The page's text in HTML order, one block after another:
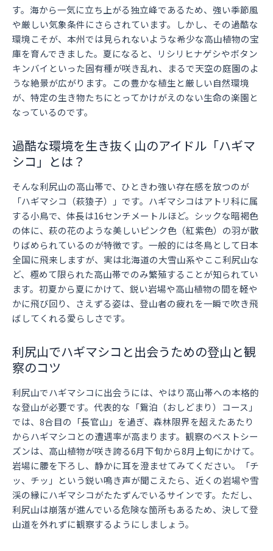
す。海から一気に立ち上がる独立峰であるため、強い季節風
や厳しい気象条件にさらされています。しかし、その過酷な
環境こそが、本州では見られないような希少な高山植物の宝
庫を育んできました。夏になると、リシリヒナゲシやボタン
キンバイといった固有種が咲き乱れ、まるで天空の庭園のよ
うな絶景が広がります。この豊かな植生と厳しい自然環境
が、特定の生き物たちにとってかけがえのない生命の楽園と
なっているのです。
過酷な環境を生き抜く山のアイドル「ハギマ
シコ」とは？
そんな利尻山の高山帯で、ひときわ強い存在感を放つのが
「ハギマシコ（萩猿子）」です。ハギマシコはアトリ科に属
する小鳥で、体長は16センチメートルほど。シックな暗褐色
の体に、萩の花のような美しいピンク色（紅紫色）の羽が散
りばめられているのが特徴です。一般的には冬鳥として日本
全国に飛来しますが、実は北海道の大雪山系やここ利尻山な
ど、極めて限られた高山帯でのみ繁殖することが知られてい
ます。初夏から夏にかけて、鋭い岩場や高山植物の間を軽や
かに飛び回り、さえずる姿は、登山者の疲れを一瞬で吹き飛
ばしてくれる愛らしさです。
利尻山でハギマシコと出会うための登山と観
察のコツ
利尻山でハギマシコに出会うには、やはり高山帯への本格的
な登山が必要です。代表的な「鴛泊（おしどまり）コース」
では、8合目の「長官山」を過ぎ、森林限界を超えたあたり
からハギマシコとの遭遇率が高まります。観察のベストシー
ズンは、高山植物が咲き誇る6月下旬から8月上旬にかけて。
岩場に腰を下ろし、静かに耳を澄ませてみてください。「チ
ッ、チッ」という鋭い鳴き声が聞こえたら、近くの岩場や雪
渓の縁にハギマシコがたたずんでいるサインです。ただし、
利尻山は崩落が進んでいる危険な箇所もあるため、決して登
山道を外れずに観察するようにしましょう。